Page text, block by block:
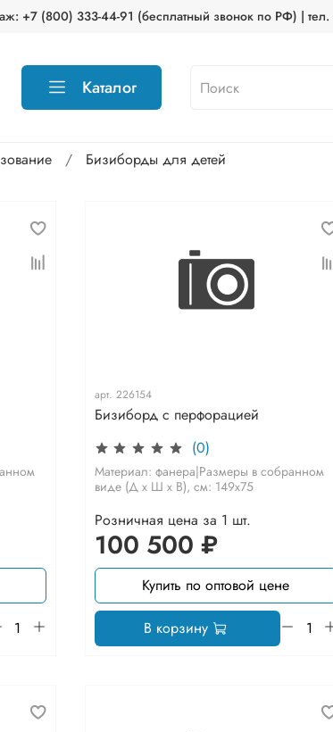
+7 (800) 333-44-91 (бесплатный звонок по РФ) |
Каталог
Бизиборды для детей
арт. 226154
Бизиборд с перфорацией
(0)
Материал: фанера|Размеры в собранном
виде (Д х Ш х В), см: 149х75
Розничная цена за 1 шт.
100 500 ₽
Купить по оптовой цене
В корзину